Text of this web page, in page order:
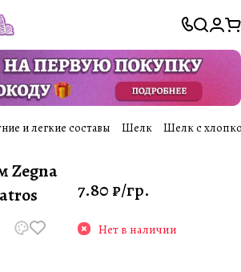
и легкие составы Шелк Шелк с
Zegna
7.80 ₽/гр.
Нет в наличии